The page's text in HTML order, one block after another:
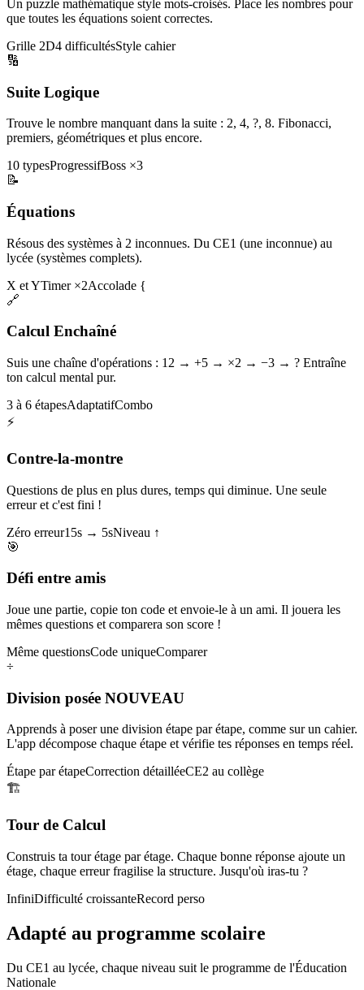
Un puzzle mathématique style mots-croisés. Place les nombres pour
que toutes les équations soient correctes.
Grille 2D4 difficultésStyle cahier
🔢
Suite Logique
Trouve le nombre manquant dans la suite : 2, 4, ?, 8. Fibonacci,
premiers, géométriques et plus encore.
10 typesProgressifBoss ×3
📝
Équations
Résous des systèmes à 2 inconnues. Du CE1 (une inconnue) au
lycée (systèmes complets).
X et YTimer ×2Accolade {
🔗
Calcul Enchaîné
Suis une chaîne d'opérations : 12 → +5 → ×2 → −3 → ? Entraîne
ton calcul mental pur.
3 à 6 étapesAdaptatifCombo
⚡
Contre-la-montre
Questions de plus en plus dures, temps qui diminue. Une seule
erreur et c'est fini !
Zéro erreur15s → 5sNiveau ↑
🎯
Défi entre amis
Joue une partie, copie ton code et envoie-le à un ami. Il jouera les
mêmes questions et comparera son score !
Même questionsCode uniqueComparer
÷
Division posée NOUVEAU
Apprends à poser une division étape par étape, comme sur un cahier.
L'app décompose chaque étape et vérifie tes réponses en temps réel.
Étape par étapeCorrection détailléeCE2 au collège
🏗️
Tour de Calcul
Construis ta tour étage par étage. Chaque bonne réponse ajoute un
étage, chaque erreur fragilise la structure. Jusqu'où iras-tu ?
InfiniDifficulté croissanteRecord perso
Adapté au programme scolaire
Du CE1 au lycée, chaque niveau suit le programme de l'Éducation
Nationale